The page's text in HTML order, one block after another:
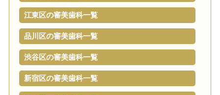
江東区の審美歯科一覧
品川区の審美歯科一覧
渋谷区の審美歯科一覧
新宿区の審美歯科一覧